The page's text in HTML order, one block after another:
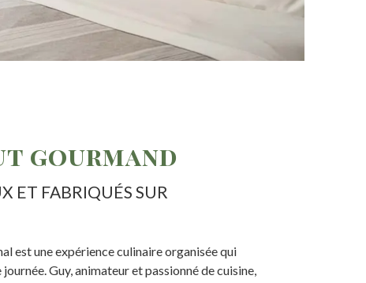
gourmand
ET FABRIQUÉS SUR
est une expérience culinaire organisée qui
Guy, animateur et passionné de cuisine,